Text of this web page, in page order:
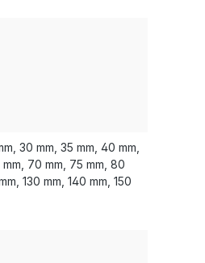
30 mm, 35 mm, 40 mm,
70 mm, 75 mm, 80
130 mm, 140 mm, 150